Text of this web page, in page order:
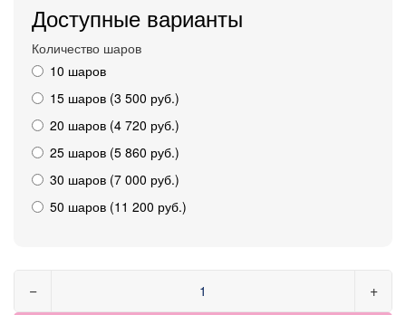
Доступные варианты
Количество шаров
10 шаров
15 шаров (3 500 руб.)
20 шаров (4 720 руб.)
25 шаров (5 860 руб.)
30 шаров (7 000 руб.)
50 шаров (11 200 руб.)
− +